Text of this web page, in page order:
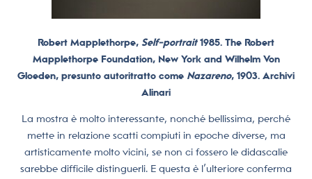
Robert Mapplethorpe, Self-portrait1985. The Robert
Mapplethorpe Foundation, New York and Wilhelm Von
Gloeden, presunto autoritratto come Nazareno, 1903. Archivi
Alinari
La mostra è molto interessante, nonché bellissima, perché
mette in relazione scatti compiuti in epoche diverse, ma
artisticamente molto vicini, se non ci fossero le didascalie
sarebbe difficile distinguerli. E questa è l’ulteriore conferma